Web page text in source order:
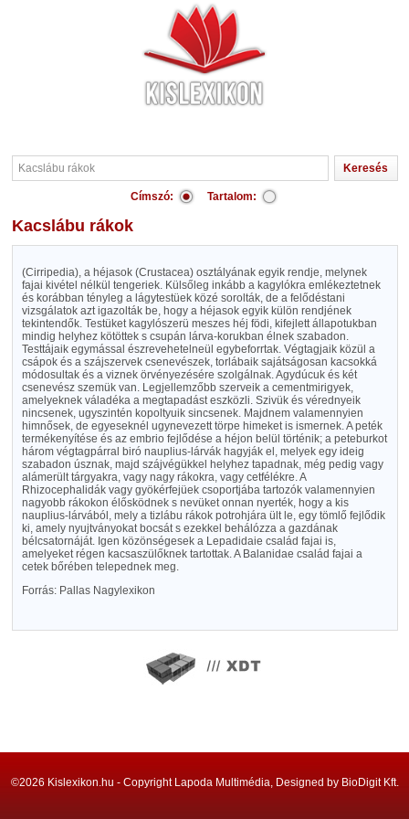
Címszó: Tartalom:
Kacslábu rákok
(Cirripedia), a héjasok (Crustacea) osztályának egyik rendje, melynek
fajai kivétel nélkül tengeriek. Külsőleg inkább a kagylókra emlékeztetnek
és korábban tényleg a lágytestüek közé sorolták, de a felődéstani
vizsgálatok azt igazolták be, hogy a héjasok egyik külön rendjének
tekintendők. Testüket kagylószerü meszes héj födi, kifejlett állapotukban
mindig helyhez kötöttek s csupán lárva-korukban élnek szabadon.
Testtájaik egymással észrevehetelneül egybeforrtak. Végtagjaik közül a
csápok és a szájszervek csenevészek, torlábaik sajátságosan kacsokká
módosultak és a viznek örvényezésére szolgálnak. Agydúcuk és két
csenevész szemük van. Legjellemzőbb szerveik a cementmirigyek,
amelyeknek váladéka a megtapadást eszközli. Szivük és vérednyeik
nincsenek, ugyszintén kopoltyuik sincsenek. Majdnem valamennyien
himnősek, de egyeseknél ugynevezett törpe himeket is ismernek. A peték
termékenyítése és az embrio fejlődése a héjon belül történik; a peteburkot
három végtagpárral biró nauplius-lárvák hagyják el, melyek egy ideig
szabadon úsznak, majd szájvégükkel helyhez tapadnak, még pedig vagy
alámerült tárgyakra, vagy nagy rákokra, vagy cetfélékre. A
Rhizocephalidák vagy gyökérfejüek csoportjába tartozók valamennyien
nagyobb rákokon élősködnek s nevüket onnan nyerték, hogy a kis
nauplius-lárvából, mely a tizlábu rákok potrohjára ült le, egy tömlő fejlődik
ki, amely nyujtványokat bocsát s ezekkel behálózza a gazdának
bélcsatornáját. Igen közönségesek a Lepadidaie család fajai is,
amelyeket régen kacsaszülőknek tartottak. A Balanidae család fajai a
cetek bőrében telepednek meg.
Forrás: Pallas Nagylexikon
©2026 Kislexikon.hu - Copyright Lapoda Multimédia, Designed by BioDigit Kft.